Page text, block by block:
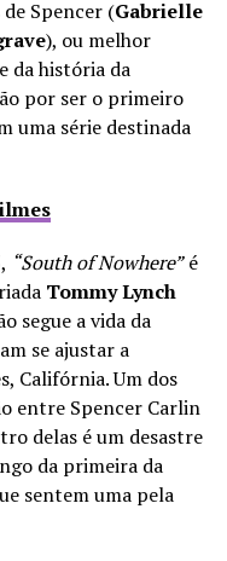
Spencer (Gabrielle
), ou melhor
da história da
por ser o primeiro
uma série destinada
“South of Nowhere”é
Tommy Lynch
segue a vida da
se ajustar a
Califórnia. Um dos
entre Spencer Carlin
delas é um desastre
da primeira da
sentem uma pela